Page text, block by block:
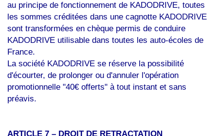
au principe de fonctionnement de KADODRIVE, toutes
les sommes créditées dans une cagnotte KADODRIVE
sont transformées en chèque permis de conduire
KADODRIVE utilisable dans toutes les auto-écoles de
France.
La société KADODRIVE se réserve la possibilité
d'écourter, de prolonger ou d'annuler l'opération
promotionnelle "40€ offerts" à tout instant et sans
préavis.
ARTICLE 7 – DROIT DE RETRACTATION